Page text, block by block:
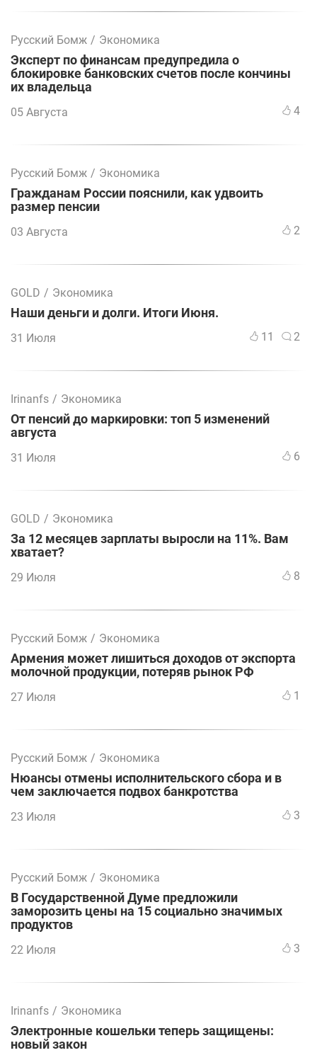
Русский Бомж / Экономика
Эксперт по финансам предупредила о
блокировке банковских счетов после кончины
их владельца
05 Августа 4
Русский Бомж / Экономика
Гражданам России пояснили, как удвоить
размер пенсии
03 Августа 2
GOLD / Экономика
Наши деньги и долги. Итоги Июня.
31 Июля 11 2
Irinanfs / Экономика
От пенсий до маркировки: топ 5 изменений
августа
31 Июля 6
GOLD / Экономика
За 12 месяцев зарплаты выросли на 11%. Вам
хватает?
29 Июля 8
Русский Бомж / Экономика
Армения может лишиться доходов от экспорта
молочной продукции, потеряв рынок РФ
27 Июля 1
Русский Бомж / Экономика
Нюансы отмены исполнительского сбора и в
чем заключается подвох банкротства
23 Июля 3
Русский Бомж / Экономика
В Государственной Думе предложили
заморозить цены на 15 социально значимых
продуктов
22 Июля 3
Irinanfs / Экономика
Электронные кошельки теперь защищены:
новый закон